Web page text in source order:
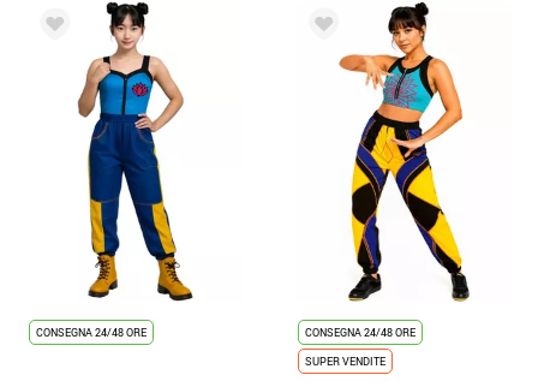
CONSEGNA 24/48 ORE
CONSEGNA 24/48 ORE
SUPER VENDITE